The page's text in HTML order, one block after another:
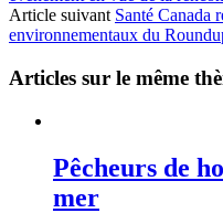
Article suivant Santé Canada
environnementaux du
Articles sur le même
Pêcheurs de
mer